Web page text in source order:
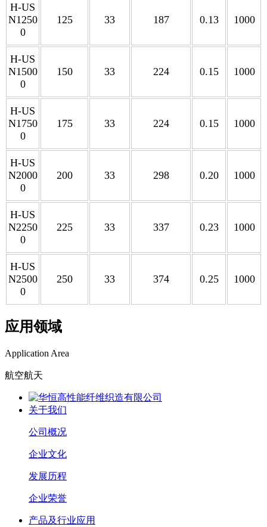
H-US
N1250
0
125 33 187 0.13 1000
H-US
N1500
0
150 33 224 0.15 1000
H-US
N1750
0
175 33 224 0.15 1000
H-US
N2000
0
200 33 298 0.20 1000
H-US
N2250
0
225 33 337 0.23 1000
H-US
N2500
0
250 33 374 0.25 1000
应用领域
Application Area
航空航天
关于我们
公司概况
企业文化
发展历程
企业荣誉
产品及行业应用